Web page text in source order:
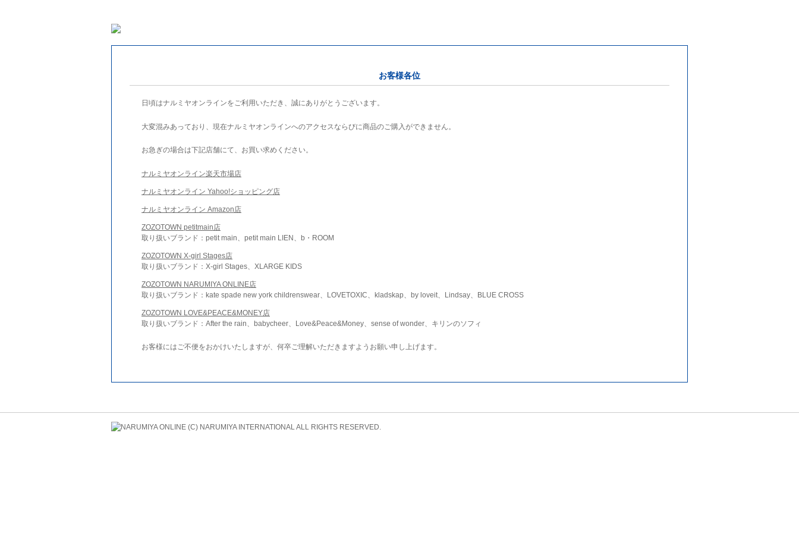
お客様各位
日頃はナルミヤオンラインをご利用いただき、誠にありがとうございます。
大変混みあっており、現在ナルミヤオンラインへのアクセスならびに商品のご購入ができません。
お急ぎの場合は下記店舗にて、お買い求めください。
ナルミヤオンライン楽天市場店
ナルミヤオンライン Yahoo!ショッピング店
ナルミヤオンライン Amazon店
ZOZOTOWN petitmain店
取り扱いブランド：petit main、petit main LIEN、b・ROOM
ZOZOTOWN X-girl Stages店
取り扱いブランド：X-girl Stages、XLARGE KIDS
ZOZOTOWN NARUMIYA ONLINE店
取り扱いブランド：kate spade new york childrenswear、LOVETOXIC、kladskap、by loveit、Lindsay、BLUE CROSS
ZOZOTOWN LOVE&PEACE&MONEY店
取り扱いブランド：After the rain、babycheer、Love&Peace&Money、sense of wonder、キリンのソフィ
お客様にはご不便をおかけいたしますが、何卒ご理解いただきますようお願い申し上げます。